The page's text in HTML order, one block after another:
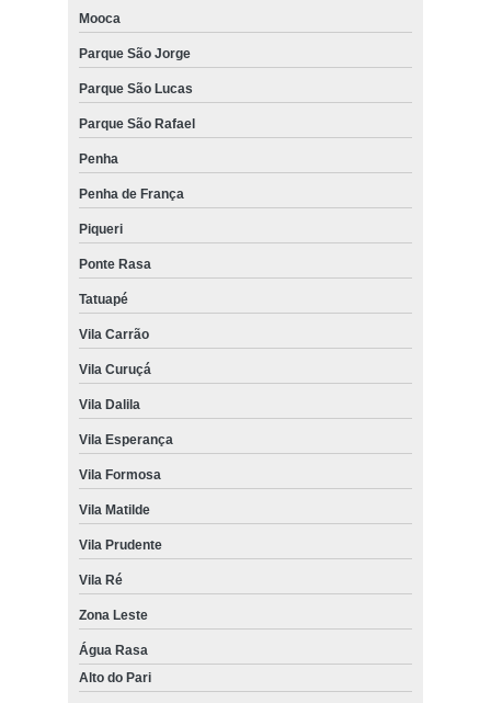
Mooca
Parque São Jorge
Parque São Lucas
Parque São Rafael
Penha
Penha de França
Piqueri
Ponte Rasa
Tatuapé
Vila Carrão
Vila Curuçá
Vila Dalila
Vila Esperança
Vila Formosa
Vila Matilde
Vila Prudente
Vila Ré
Zona Leste
Água Rasa
Alto do Pari